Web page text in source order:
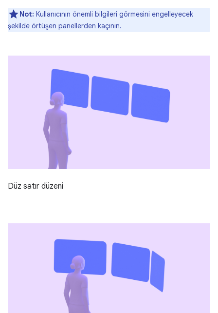
Not: Kullanıcının önemli bilgileri görmesini engelleyecek
şekilde örtüşen panellerden kaçının.
Düz satır düzeni